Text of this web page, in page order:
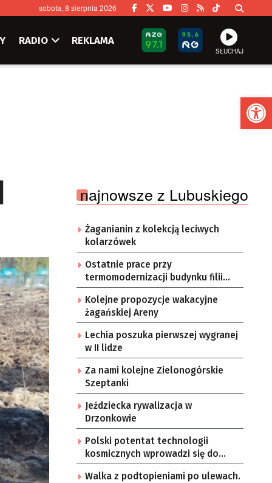
sobota, 8 sierpnia 2026
RADIO REKLAMA
SŁUCHAJ
najnowsze z Lubuskiego
Żaganianin z kolekcją leciwych
kolarzówek
Ostatnie prace przy
termomodernizacji budynku filii
przedszkola Bajka
Kolejne propozycje wakacyjne
żagańskiej Areny
Lechia poszuka pierwszej wygranej
w II lidze
Za nami kolejne Zielonogórskie
Szeptanki
Jeździecka rywalizacja w
Drzonkowie
Polski potentat technologii
kosmicznych wprowadzi się do
Zielonej Góry
Walka z podtopieniami po ulewach.